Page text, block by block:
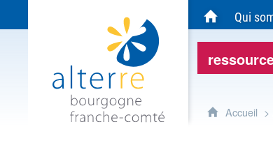
Alterre Bourgogne Franche-
Accueil du
Qui
Accueil